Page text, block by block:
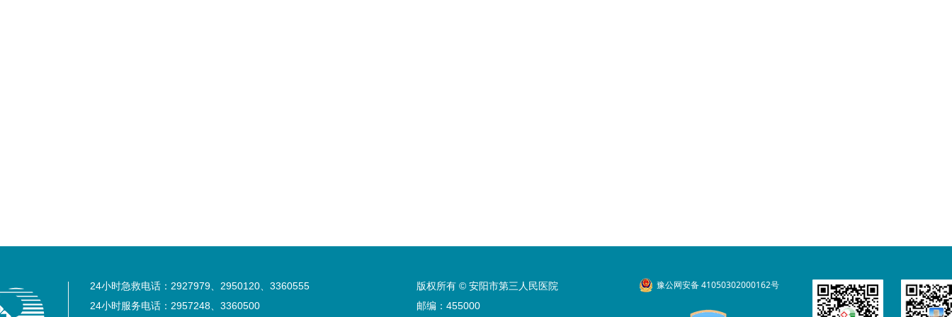
24小时急救电话：2927979、2950120、3360555
24小时服务电话：2957248、3360500
版权所有 © 安阳市第三人民医院
邮编：455000
豫公网安备 41050302000162号